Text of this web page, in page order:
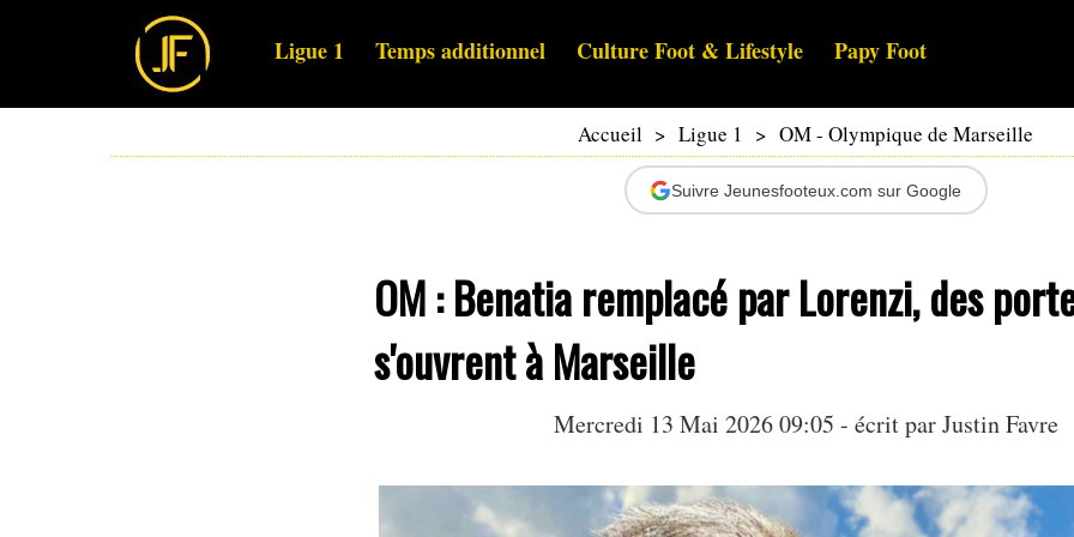
Ligue 1 Temps additionnel Culture Foot & Lifestyle Papy Foot
Accueil > Ligue 1 > OM - Olympique de Marseille
Suivre Jeunesfooteux.com sur Google
OM : Benatia remplacé par Lorenzi, des
s'ouvrent à Marseille
Mercredi 13 Mai 2026 09:05 - écrit parJustin Favre